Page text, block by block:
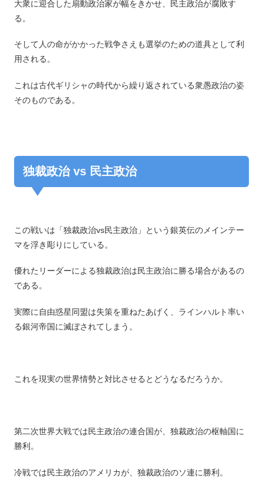
大衆に迎合した扇動政治家が幅をきかせ、民主政治が腐敗す
る。
そして人の命がかかった戦争さえも選挙のための道具として利
用される。
これは古代ギリシャの時代から繰り返されている衆愚政治の姿
そのものである。
独裁政治 vs 民主政治
この戦いは「独裁政治vs民主政治」という銀英伝のメインテー
マを浮き彫りにしている。
優れたリーダーによる独裁政治は民主政治に勝る場合があるの
である。
実際に自由惑星同盟は失策を重ねたあげく、ラインハルト率い
る銀河帝国に滅ぼされてしまう。
これを現実の世界情勢と対比させるとどうなるだろうか。
第二次世界大戦では民主政治の連合国が、独裁政治の枢軸国に
勝利。
冷戦では民主政治のアメリカが、独裁政治のソ連に勝利。